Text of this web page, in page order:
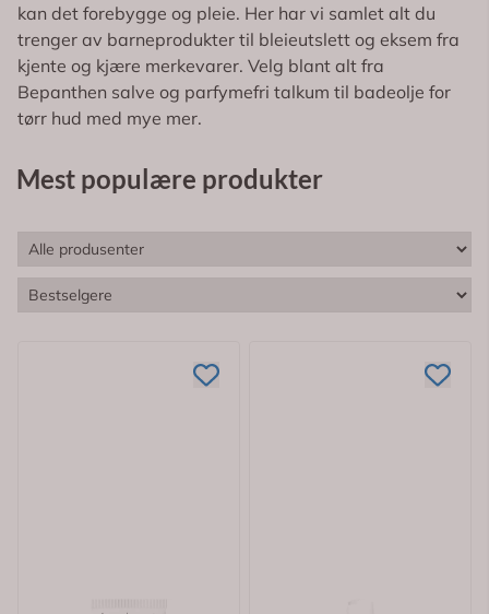
kan det forebygge og pleie. Her har vi samlet alt du
trenger av barneprodukter til bleieutslett og eksem fra
kjente og kjære merkevarer. Velg blant alt fra
Bepanthen salve og parfymefri talkum til badeolje for
tørr hud med mye mer.
Mest populære produkter